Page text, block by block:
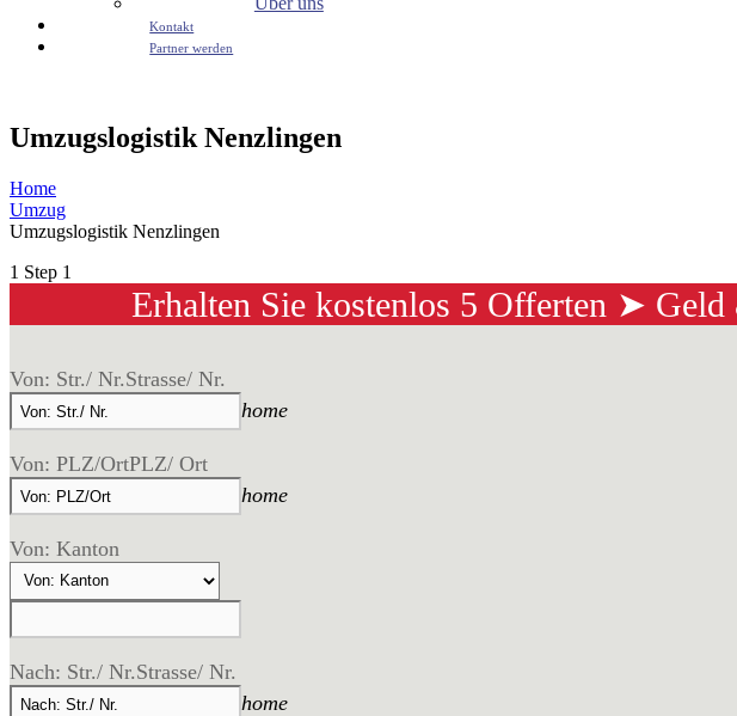
Kontakt
Partner werden
Umzugslogistik Nenzlingen
Home
Umzug
Umzugslogistik Nenzlingen
1 Step 1
Erhalten Sie kostenlos 5 Offerten ➤ Geld
Von: Str./ Nr.Strasse/ Nr.
home
Von: PLZ/OrtPLZ/ Ort
home
Von: Kanton
Nach: Str./ Nr.Strasse/ Nr.
home